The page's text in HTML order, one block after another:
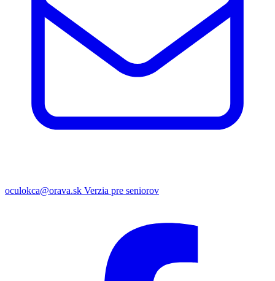
oculokca@orava.sk Verzia pre seniorov